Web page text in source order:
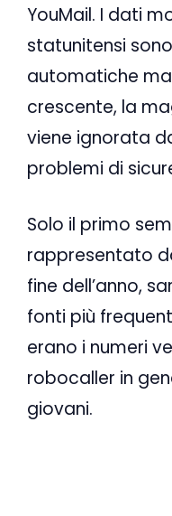
YouMail. I dati
statunitensi
automatiche
crescente, la
viene ignorata
problemi di
Solo il primo
rappresentato
fine dell’anno,
fonti più
erano i numeri
robocaller in
giovani.